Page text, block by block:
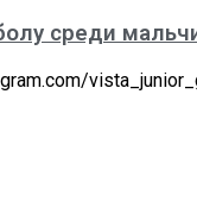
среди